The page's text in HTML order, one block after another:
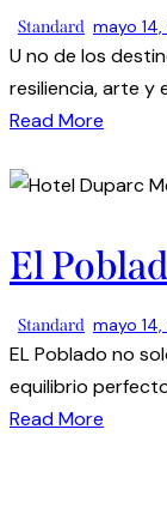
Standard mayo
U no de los
resiliencia, arte y
Read More
El
Standard mayo
EL Poblado no
equilibrio
Read More